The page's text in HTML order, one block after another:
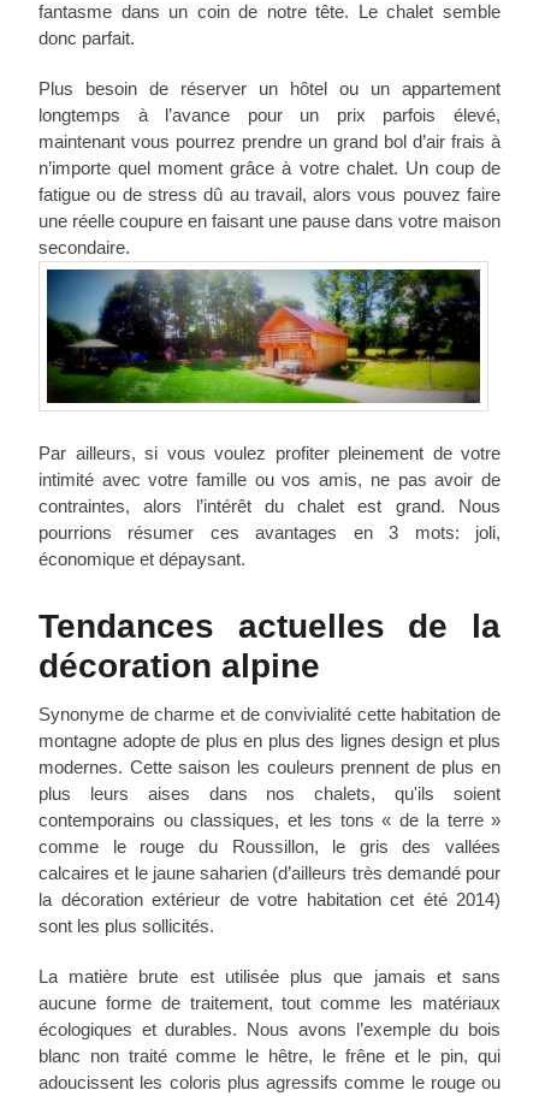
fantasme dans un coin de notre tête. Le chalet semble
donc parfait.
Plus besoin de réserver un hôtel ou un appartement
longtemps à l’avance pour un prix parfois élevé,
maintenant vous pourrez prendre un grand bol d’air frais à
n’importe quel moment grâce à votre chalet. Un coup de
fatigue ou de stress dû au travail, alors vous pouvez faire
une réelle coupure en faisant une pause dans votre maison
secondaire.
Par ailleurs, si vous voulez profiter pleinement de votre
intimité avec votre famille ou vos amis, ne pas avoir de
contraintes, alors l’intérêt du chalet est grand. Nous
pourrions résumer ces avantages en 3 mots: joli,
économique et dépaysant.
Tendances actuelles de la
décoration alpine
Synonyme de charme et de convivialité cette habitation de
montagne adopte de plus en plus des lignes design et plus
modernes. Cette saison les couleurs prennent de plus en
plus leurs aises dans nos chalets, qu'ils soient
contemporains ou classiques, et les tons « de la terre »
comme le rouge du Roussillon, le gris des vallées
calcaires et le jaune saharien (d’ailleurs très demandé pour
la décoration extérieur de votre habitation cet été 2014)
sont les plus sollicités.
La matière brute est utilisée plus que jamais et sans
aucune forme de traitement, tout comme les matériaux
écologiques et durables. Nous avons l’exemple du bois
blanc non traité comme le hêtre, le frêne et le pin, qui
adoucissent les coloris plus agressifs comme le rouge ou